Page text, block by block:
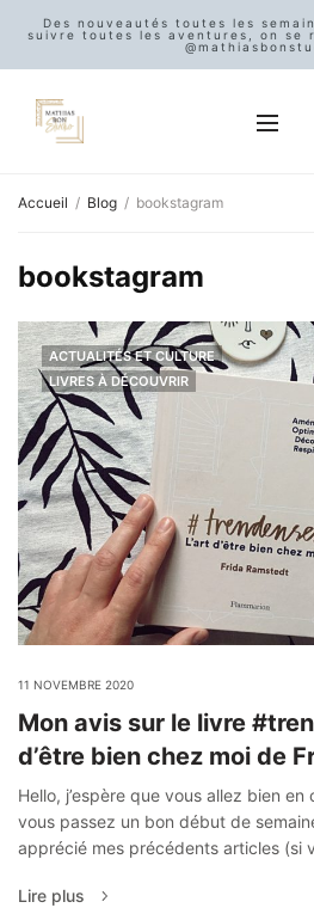
Des nouveautés toutes les
suivre toutes les aventures, on se
Accueil Blog bookstagram
bookstagram
ACTUALITÉS ET CULTURE
LIVRES À DÉCOUVRIR
11 NOVEMBRE 2020
Mon avis sur le livre
d’être bien chez moi de
Hello, j’espère que vous allez bien
vous passez un bon début de
apprécié mes précédents articles (si
Lire plus